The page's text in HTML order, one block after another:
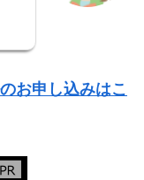
お申し込みはこ